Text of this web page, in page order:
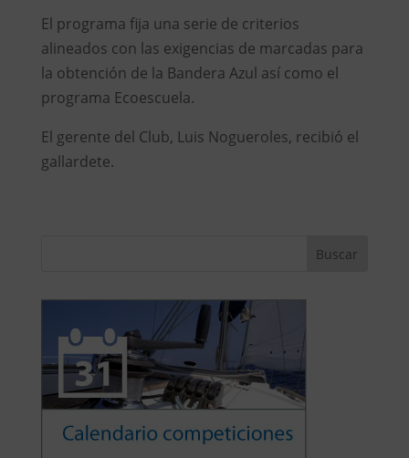
El programa fija una serie de criterios
alineados con las exigencias de marcadas para
la obtención de la Bandera Azul así como el
programa Ecoescuela.
El gerente del Club, Luis Nogueroles, recibió el
gallardete.